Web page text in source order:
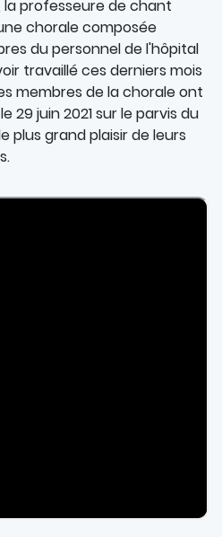
la professeure de chant
chorale composée
du personnel de l'hôpital
travaillé ces derniers mois
membres de la chorale ont
juin 2021 sur le parvis du
plus grand plaisir de leurs